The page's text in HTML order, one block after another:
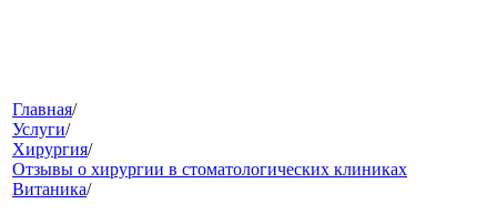
меню
Главная/
Услуги/
Хирургия/
Отзывы о хирургии в стоматологических клиниках
Витаника/